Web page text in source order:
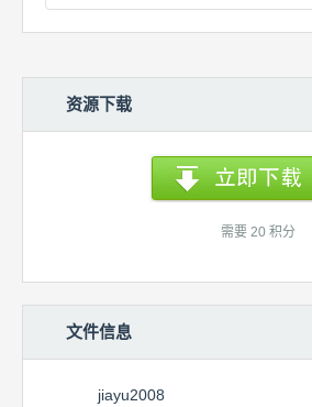
资源下载
需要 20 积分
文件信息
jiayu2008